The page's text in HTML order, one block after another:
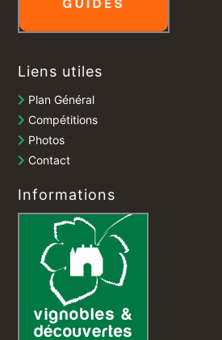
Liens utiles
Plan Général
Compétitions
Photos
Contact
Informations